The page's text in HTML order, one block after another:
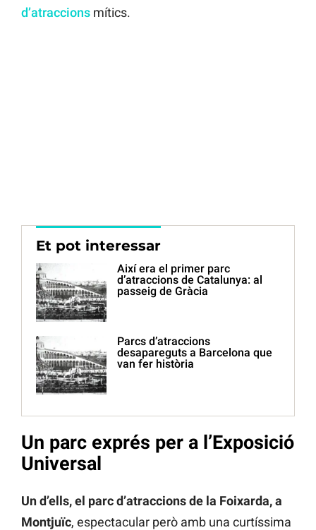
d’atraccions mítics.
Et pot interessar
Així era el primer parc
d’atraccions de Catalunya: al
passeig de Gràcia
Parcs d’atraccions
desapareguts a Barcelona que
van fer història
Un parc exprés per a l’Exposició
Universal
Un d’ells, el parc d’atraccions de la Foixarda, a
Montjuïc, espectacular però amb una curtíssima